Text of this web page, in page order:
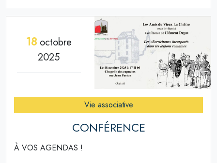
18octobre
2025
Vie associative
CONFÉRENCE
À VOS AGENDAS !